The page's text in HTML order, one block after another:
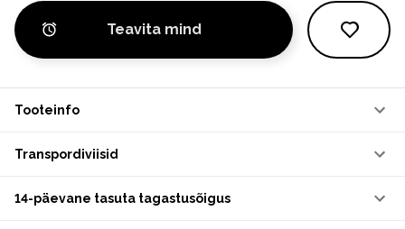
Teavita mind
Tooteinfo
Transpordiviisid
14-päevane tasuta tagastusõigus